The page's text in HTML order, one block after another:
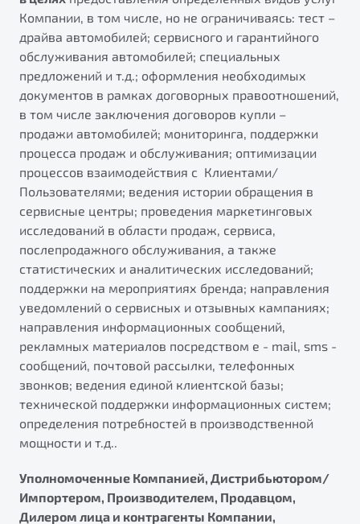
Компании, в том числе, но не ограничиваясь: тест –
драйва автомобилей; сервисного и гарантийного
обслуживания автомобилей; специальных
предложений и т.д.; оформления необходимых
документов в рамках договорных правоотношений,
в том числе заключения договоров купли –
продажи автомобилей; мониторинга, поддержки
процесса продаж и обслуживания; оптимизации
процессов взаимодействия с Клиентами/
Пользователями; ведения истории обращения в
сервисные центры; проведения маркетинговых
исследований в области продаж, сервиса,
послепродажного обслуживания, а также
статистических и аналитических исследований;
поддержки на мероприятиях бренда; направления
уведомлений о сервисных и отзывных кампаниях;
направления информационных сообщений,
рекламных материалов посредством e - mail, sms -
сообщений, почтовой рассылки, телефонных
звонков; ведения единой клиентской базы;
технической поддержки информационных систем;
определения потребностей в производственной
мощности и т.д..
Уполномоченные Компанией, Дистрибьютором/
Импортером, Производителем, Продавцом,
Дилером лица и контрагенты Компании,